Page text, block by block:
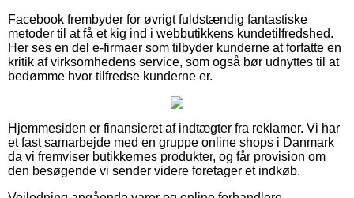
Facebook frembyder for øvrigt fuldstændig fantastiske
metoder til at få et kig ind i webbutikkens kundetilfredshed.
Her ses en del e-firmaer som tilbyder kunderne at forfatte en
kritik af virksomhedens service, som også bør udnyttes til at
bedømme hvor tilfredse kunderne er.
Hjemmesiden er finansieret af indtægter fra reklamer. Vi har
et fast samarbejde med en gruppe online shops i Danmark
da vi fremviser butikkernes produkter, og får provision om
den besøgende vi sender videre foretager et indkøb.